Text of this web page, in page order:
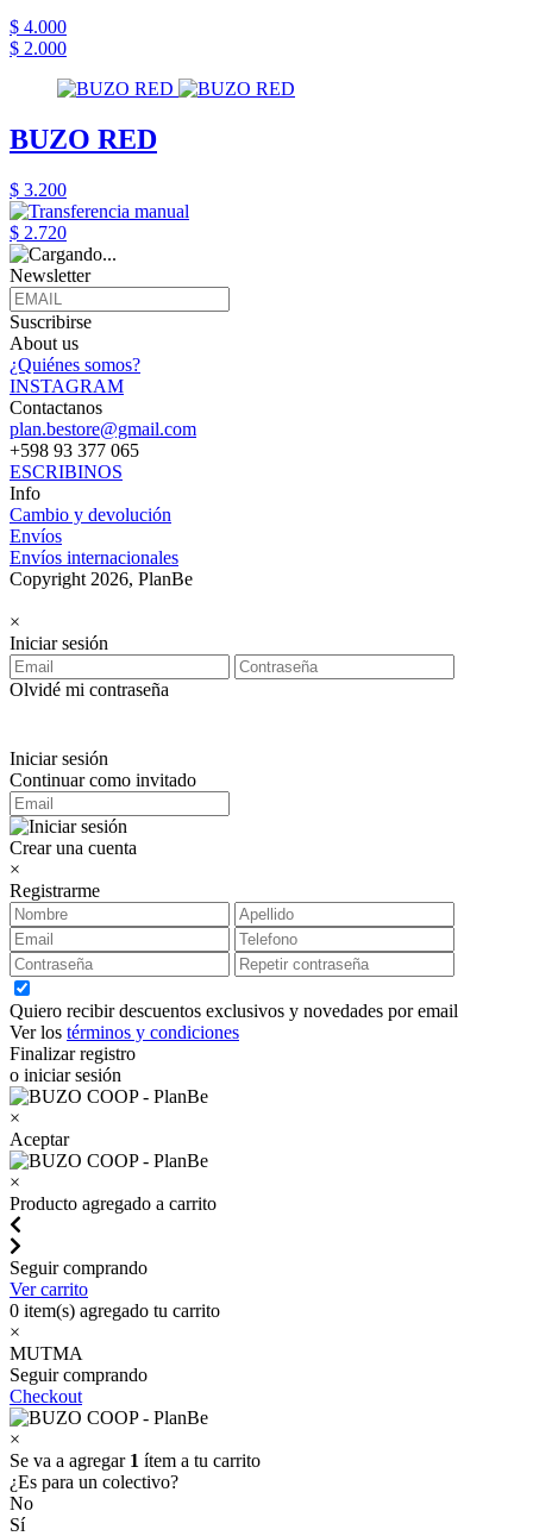
$ 4.000
$ 2.000
BUZO RED
$ 3.200
$ 2.720
Newsletter
Suscribirse
About us
¿Quiénes somos?
INSTAGRAM
Contactanos
plan.bestore@gmail.com
+598 93 377 065
ESCRIBINOS
Info
Cambio y devolución
Envíos
Envíos internacionales
Copyright 2026, PlanBe
×
Iniciar sesión
Olvidé mi contraseña
Iniciar sesión
Continuar como invitado
Crear una cuenta
×
Registrarme
Quiero recibir descuentos exclusivos y novedades por email
Ver los términos y condiciones
Finalizar registro
o iniciar sesión
×
Aceptar
×
Producto agregado a carrito
Seguir comprando
Ver carrito
0 item(s) agregado tu carrito
×
MUTMA
Seguir comprando
Checkout
×
Se va a agregar 1 ítem a tu carrito
¿Es para un colectivo?
No
Sí